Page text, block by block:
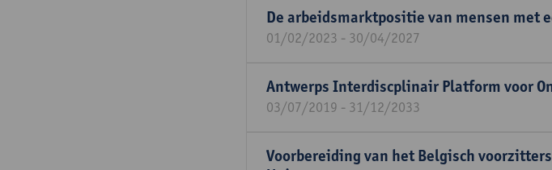
De arbeidsmarktpositie van mensen met
01/02/2023 - 30/04/2027
Antwerps Interdiscplinair Platform voor
03/07/2019 - 31/12/2033
Voorbereiding van het Belgisch